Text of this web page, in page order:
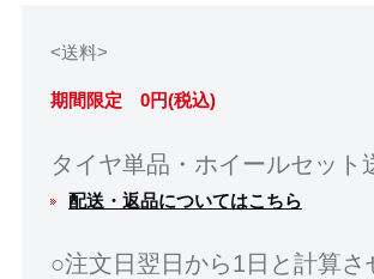
<送料>
期間限定 0円(税込)
タイヤ単品・ホイールセット
配送・返品についてはこちら
○注文日翌日から1日と計算さ